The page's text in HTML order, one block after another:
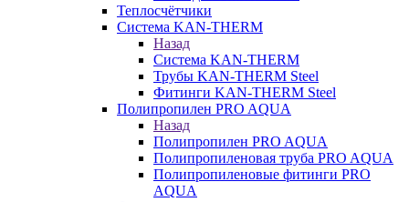
Теплосчётчики
Система KAN-THERM
Назад
Система KAN-THERM
Трубы KAN-THERM Steel
Фитинги KAN-THERM Steel
Полипропилен PRO AQUA
Назад
Полипропилен PRO AQUA
Полипропиленовая труба PRO AQUA
Полипропиленовые фитинги PRO
AQUA